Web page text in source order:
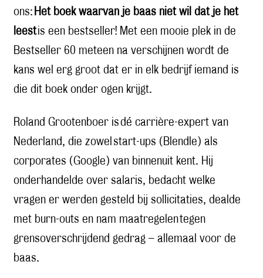
ons: Het boek waarvan je baas niet wil dat je het
leestis een bestseller! Met een mooie plek in de
Bestseller 60 meteen na verschijnen wordt de
kans wel erg groot dat er in elk bedrijf iemand is
die dit boek onder ogen krijgt.
Roland Grootenboer is dé carrière-expert van
Nederland, die zowel start-ups (Blendle) als
corporates (Google) van binnenuit kent. Hij
onderhandelde over salaris, bedacht welke
vragen er werden gesteld bij sollicitaties, dealde
met burn-outs en nam maatregelen tegen
grensoverschrijdend gedrag – allemaal voor de
baas.